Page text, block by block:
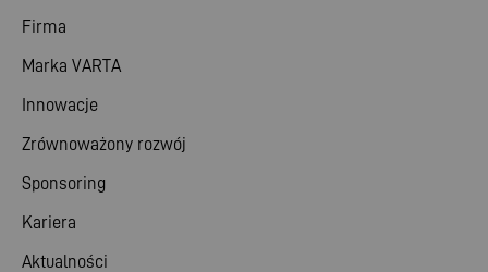
Firma
Marka VARTA
Innowacje
Zrównoważony rozwój
Sponsoring
Kariera
Aktualności